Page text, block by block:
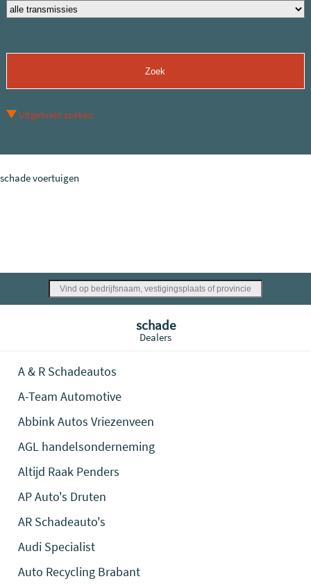
Uitgebreid zoeken
schade voertuigen
schade
Dealers
A & R Schadeautos
A-Team Automotive
Abbink Autos Vriezenveen
AGL handelsonderneming
Altijd Raak Penders
AP Auto's Druten
AR Schadeauto's
Audi Specialist
Auto Recycling Brabant